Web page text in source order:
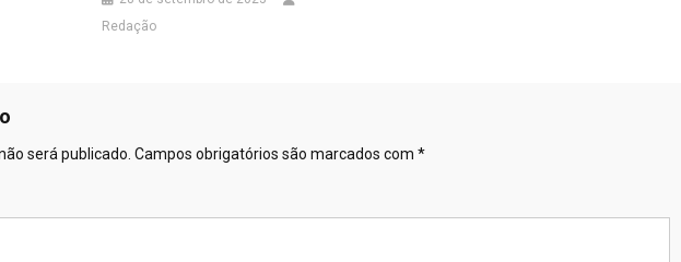
Redação
será publicado. Campos obrigatórios são marcados com *